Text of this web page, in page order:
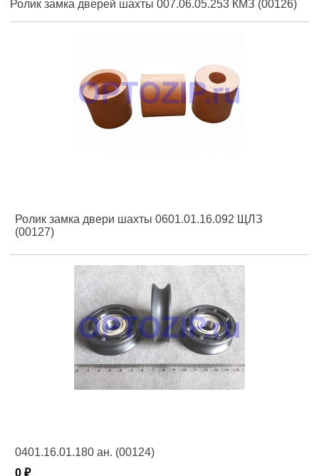
Ролик замка дверей шахты 007.06.05.253 КМЗ (00126)
Ролик замка двери шахты 0601.01.16.092 ЩЛЗ
(00127)
0401.16.01.180 ан. (00124)
0 ₽